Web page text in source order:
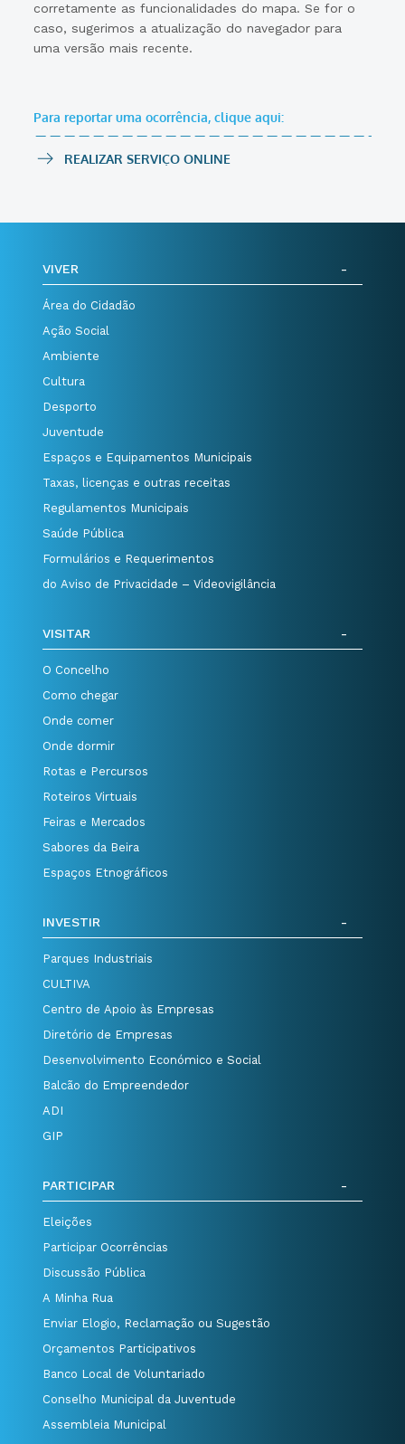
corretamente as funcionalidades do mapa. Se for o
caso, sugerimos a atualização do navegador para
uma versão mais recente.
Para reportar uma ocorrência, clique aqui:
REALIZAR SERVIÇO ONLINE
VIVER
Área do Cidadão
Ação Social
Ambiente
Cultura
Desporto
Juventude
Espaços e Equipamentos Municipais
Taxas, licenças e outras receitas
Regulamentos Municipais
Saúde Pública
Formulários e Requerimentos
do Aviso de Privacidade – Videovigilância
VISITAR
O Concelho
Como chegar
Onde comer
Onde dormir
Rotas e Percursos
Roteiros Virtuais
Feiras e Mercados
Sabores da Beira
Espaços Etnográficos
INVESTIR
Parques Industriais
CULTIVA
Centro de Apoio às Empresas
Diretório de Empresas
Desenvolvimento Económico e Social
Balcão do Empreendedor
ADI
GIP
PARTICIPAR
Eleições
Participar Ocorrências
Discussão Pública
A Minha Rua
Enviar Elogio, Reclamação ou Sugestão
Orçamentos Participativos
Banco Local de Voluntariado
Conselho Municipal da Juventude
Assembleia Municipal